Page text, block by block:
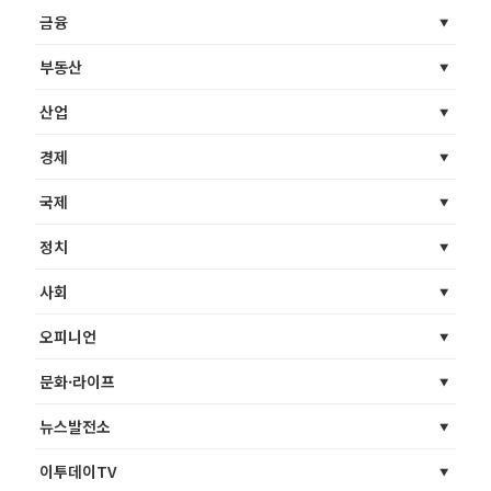
금융
부동산
산업
경제
국제
정치
사회
오피니언
문화·라이프
뉴스발전소
이투데이TV